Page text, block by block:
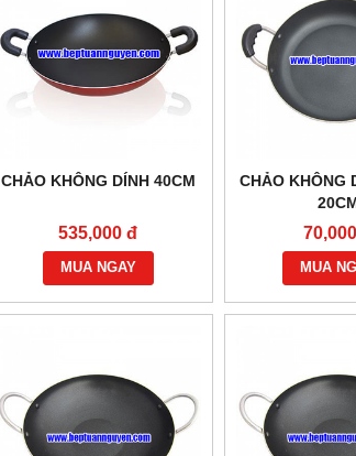
CHẢO KHÔNG DÍNH 40CM
535,000 đ
MUA NGAY
CHẢO KHÔNG
MUA